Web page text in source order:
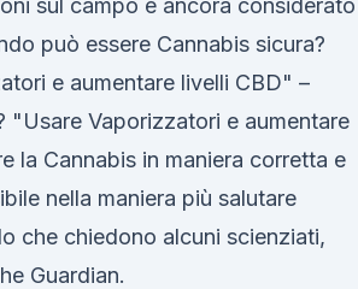
sul campo è ancora considerato
può essere Cannabis sicura?
e aumentare livelli CBD" –
"Usare Vaporizzatori e aumentare
la Cannabis in maniera corretta e
nella maniera più salutare
che chiedono alcuni scienziati,
Guardian.